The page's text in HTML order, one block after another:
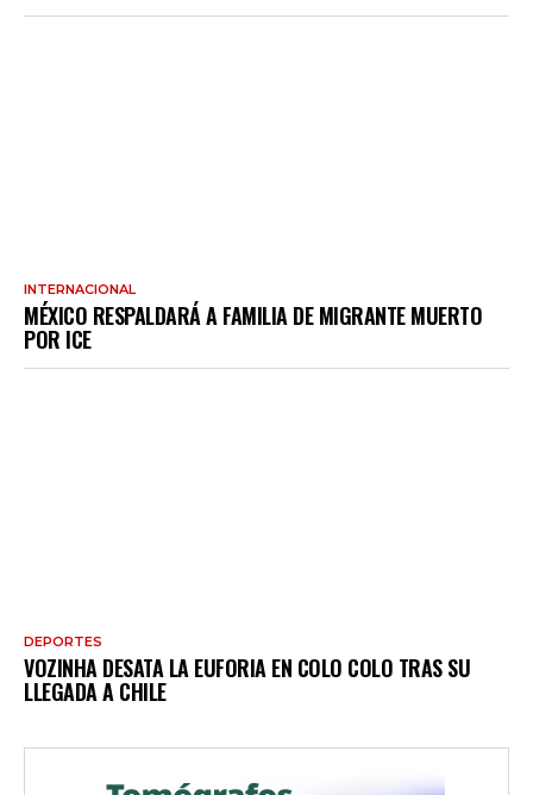
INTERNACIONAL
MÉXICO RESPALDARÁ A FAMILIA DE MIGRANTE MUERTO
POR ICE
DEPORTES
VOZINHA DESATA LA EUFORIA EN COLO COLO TRAS SU
LLEGADA A CHILE